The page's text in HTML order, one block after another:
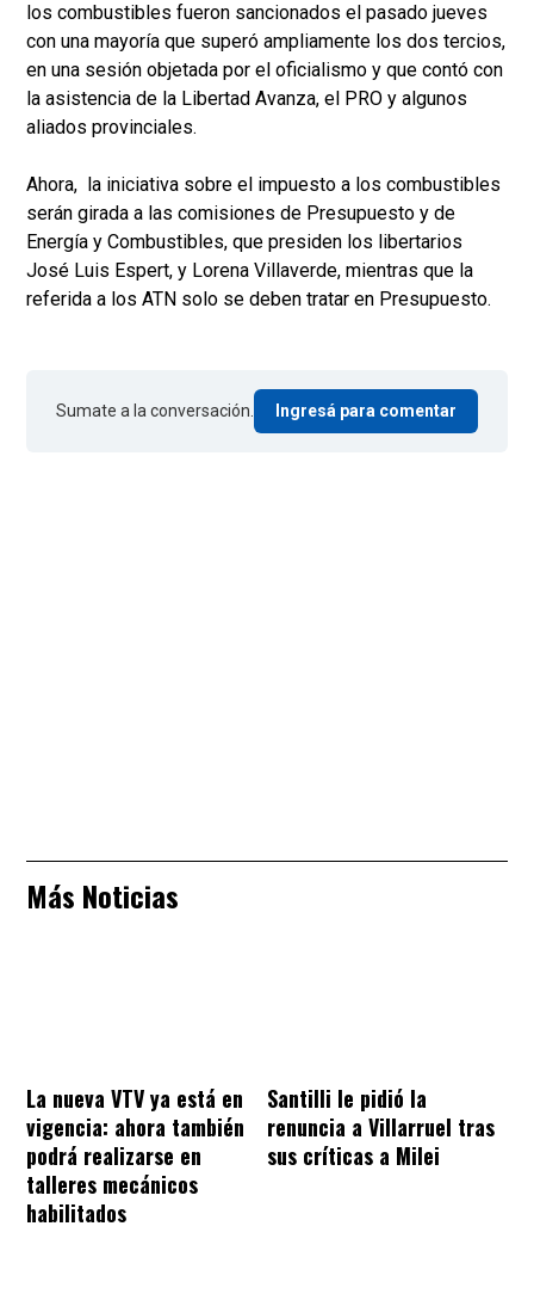
los combustibles fueron sancionados el pasado jueves
con una mayoría que superó ampliamente los dos tercios,
en una sesión objetada por el oficialismo y que contó con
la asistencia de la Libertad Avanza, el PRO y algunos
aliados provinciales.
Ahora, la iniciativa sobre el impuesto a los combustibles
serán girada a las comisiones de Presupuesto y de
Energía y Combustibles, que presiden los libertarios
José Luis Espert, y Lorena Villaverde, mientras que la
referida a los ATN solo se deben tratar en Presupuesto.
Sumate a la conversación. Ingresá para comentar
Más Noticias
La nueva VTV ya está en
vigencia: ahora también
podrá realizarse en
talleres mecánicos
habilitados
Santilli le pidió la
renuncia a Villarruel tras
sus críticas a Milei